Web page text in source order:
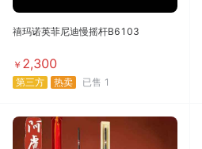
禧玛诺英菲尼迪慢摇杆B6103
￥ 2,300
第三方 热卖 已售 1